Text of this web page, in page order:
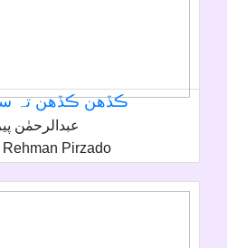
ڪڏھن ڪڏھن تہ
عبدالرحمٰن
Rehman Pirzado